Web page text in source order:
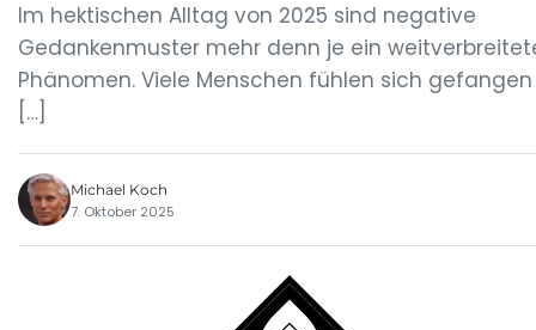
Im hektischen Alltag von 2025 sind negative
Gedankenmuster mehr denn je ein
Phänomen. Viele Menschen fühlen sich
[…]
Michael Koch
7. Oktober 2025